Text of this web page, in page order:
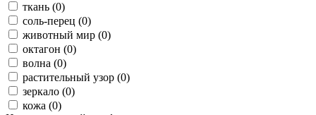
ткань (0)
соль-перец (0)
животный мир (0)
октагон (0)
волна (0)
растительный узор (0)
зеркало (0)
кожа (0)